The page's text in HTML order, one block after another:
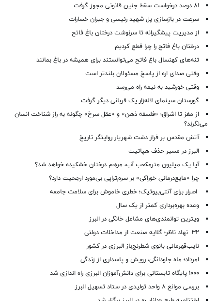
۸۱ درصد درخواست‌ سقط جنین قانونی مجوز گرفت
سرعت در بازسازی پل شهید رئیسی و جبران خسارات
از مدیریت پیشگیرانه تا سرنوشت درختان باغ فاتح
درختان باغ فاتح را چرا قطع کردیم
تنه‌های کهنسال باغ فاتح می‌توانستند برای همیشه در باغ بمانند
وقتی صدای اره از پاسخ مسئولان بلندتر است
وقتی خورشید به نیمه راه می‌رسد
گورستان سینمای لاله‌زار یک قربانی دیگر گرفت
از مغز تا اشراق؛ «فلسفه ذهن» و «عقل سرخ» چگونه به راز شناخت انسان
می‌نگرند؟
آتش مقدس بر فراز دشت شهریار روایتگر تاریخ
البرز در مسیر حذف هپاتیت
آیا یک میلیون مترمکعب آب، مرهم درختان خشکیده خواهد شد؟
چرا «مایع‌درمانی خوراکی» بر سرم‌تراپی بی‌مورد ارجحیت دارد؟
اصرار برای آنتی‌بیوتیک؛ خطری خاموش برای سلامت جامعه
وعده بهره‌برداری کمتر از یک سال
ویترین توانمندی‌های مشاغل خانگی در البرز
۳۲ نهاد ناظر؛ گلایه صنعت از مداخلات دولتی
نایب‌قهرمانی بانوی شطرنج‌باز البرزی در کشور
امرداد؛ ماه جاودانگی، رویش و پاسداری از زندگی
۱۰۰۰ پایگاه تابستانی برای دانش‌آموزان البرزی راه اندازی شد
بررسی موانع ۸ واحد تولیدی در ستاد تسهیل البرز